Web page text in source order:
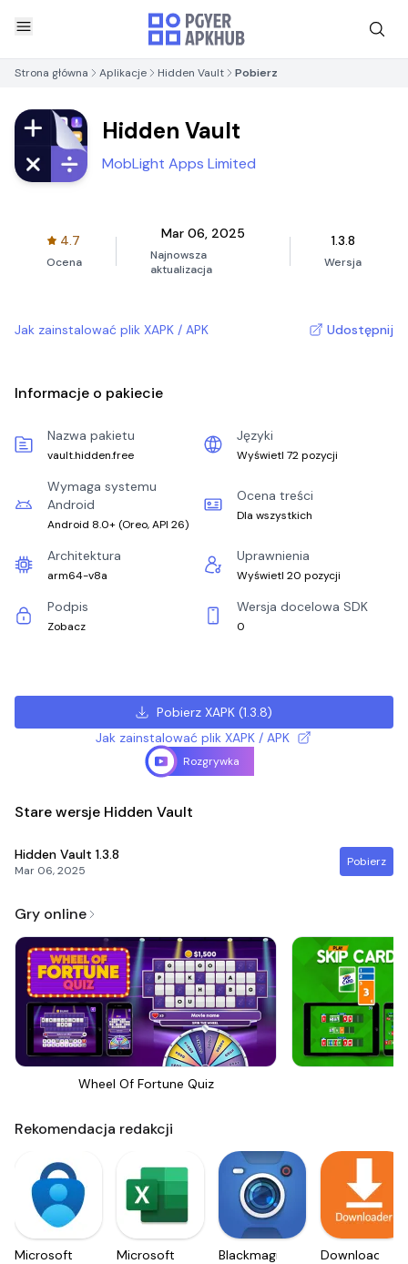
Strona główna Aplikacje Hidden Vault Pobierz
Hidden Vault
MobLight Apps Limited
4.7
Ocena
Mar 06, 2025
Najnowsza
aktualizacja
1.3.8
Wersja
Jak zainstalować plik XAPK / APK Udostępnij
Informacje o pakiecie
Nazwa pakietu
vault.hidden.free
Języki
Wyświetl 72 pozycji
Wymaga systemu
Android
Android 8.0+(Oreo, API 26)
Ocena treści
Dla wszystkich
Architektura
arm64-v8a
Uprawnienia
Wyświetl 20 pozycji
Podpis
Zobacz
Wersja docelowa SDK
0
Pobierz XAPK (1.3.8)
Jak zainstalować plik XAPK / APK
Rozgrywka
Stare wersje Hidden Vault
Hidden Vault 1.3.8
Mar 06, 2025
Pobierz
Gry online
Wheel Of Fortune Quiz
Rekomendacja redakcji
Microsoft
Microsoft
Blackmagic
Downloader